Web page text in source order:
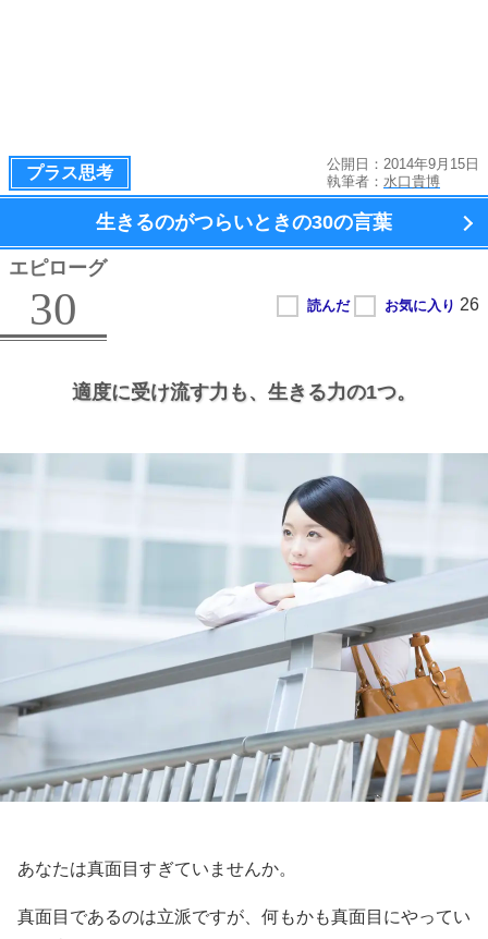
プラス思考
公開日：2014年9月15日
執筆者： 水口貴博
生きるのがつらいときの30の言葉
エピローグ
30
適度に受け流す力も、 生きる力の1つ。
あなたは真面目すぎていませんか。
真面目であるのは立派ですが、何もかも真面目にやってい